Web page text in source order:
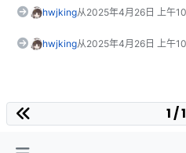
hwjking从2025年4月26日 上午
hwjking从2025年4月26日 上午
1 / 1